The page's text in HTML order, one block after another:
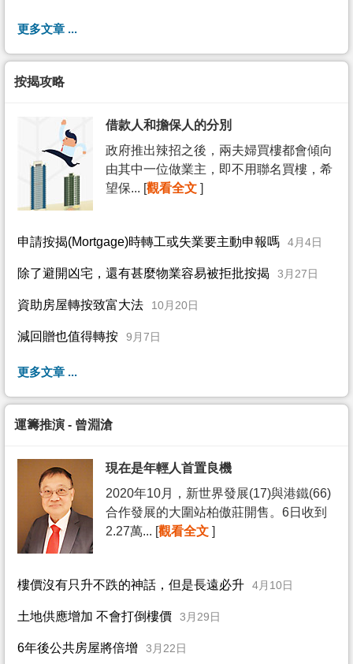
更多文章 ...
按揭攻略
借款人和擔保人的分別
政府推出辣招之後，兩夫婦買樓都會傾向
由其中一位做業主，即不用聯名買樓，希
望保... [觀看全文 ]
申請按揭(Mortgage)時轉工或失業要主動申報嗎 4月4日
除了避開凶宅，還有甚麼物業容易被拒批按揭 3月27日
資助房屋轉按致富大法 10月20日
減回贈也值得轉按 9月7日
更多文章 ...
運籌推演 - 曾淵滄
現在是年輕人首置良機
2020年10月，新世界發展(17)與港鐵(66)
合作發展的大圍站柏傲莊開售。6日收到
2.27萬... [觀看全文 ]
樓價沒有只升不跌的神話，但是長遠必升 4月10日
土地供應增加 不會打倒樓價 3月29日
6年後公共房屋將倍增 3月22日